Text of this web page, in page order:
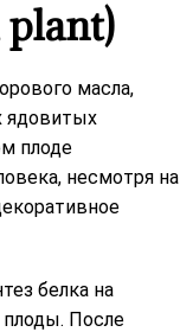
plant)
масла,
ядовитых
плоде
несмотря на
белка на
плоды. После